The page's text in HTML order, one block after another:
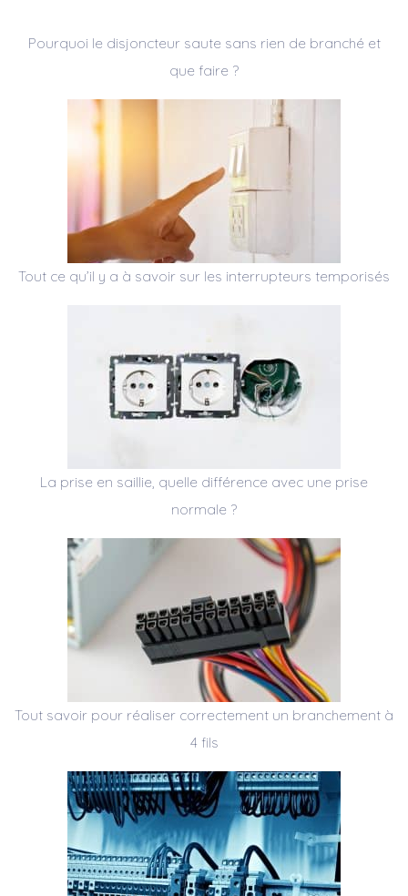
Pourquoi le disjoncteur saute sans rien de branché et
que faire ?
Tout ce qu’il y a à savoir sur les interrupteurs temporisés
La prise en saillie, quelle différence avec une prise
normale ?
Tout savoir pour réaliser correctement un branchement à
4 fils